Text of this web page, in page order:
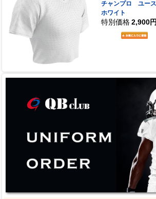
チャンプロ ユー
ホワイト
特別価格 2,900円